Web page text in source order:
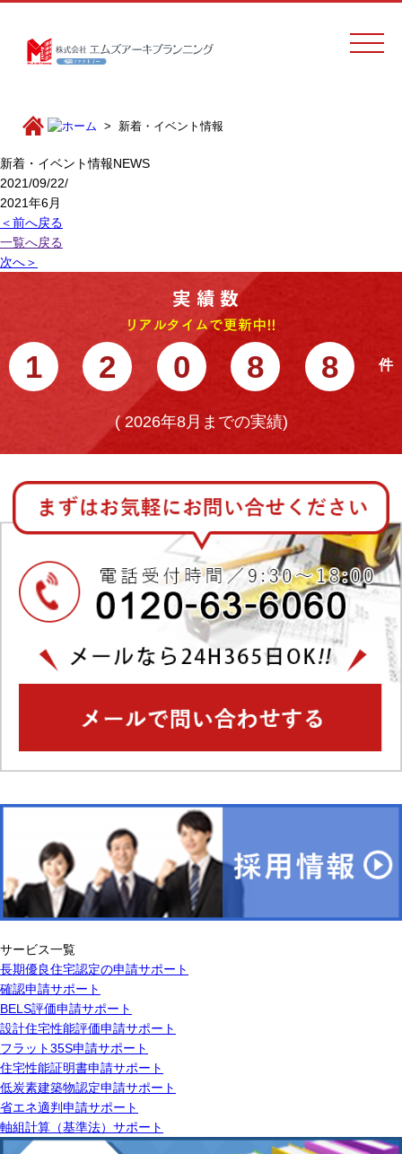
新着・イベント情報
新着・イベント情報NEWS
2021/09/22/
2021年6月
＜前へ戻る
一覧へ戻る
次へ＞
1 2 0 8 8
(2026年8月までの実績)
サービス一覧
長期優良住宅認定の申請サポート
確認申請サポート
BELS評価申請サポート
設計住宅性能評価申請サポート
フラット35S申請サポート
住宅性能証明書申請サポート
低炭素建築物認定申請サポート
省エネ適判申請サポート
軸組計算（基準法）サポート